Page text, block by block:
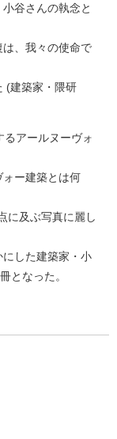
谷さんの執念と
、我々の使命で
(建築家・隈研
アールヌーヴォ
ー建築とは何
に及ぶ写真に麗し
した建築家・小
となった。